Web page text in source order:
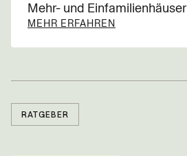
Mehr- und Einfamilienhäuser
MEHR ERFAHREN
RATGEBER